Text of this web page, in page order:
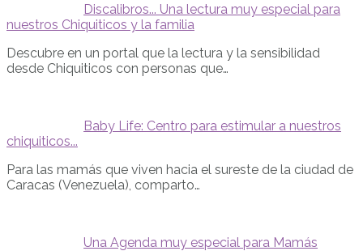
Discalibros... Una lectura muy especial para
nuestros Chiquiticos y la familia
Descubre en un portal que la lectura y la sensibilidad
desde Chiquiticos con personas que…
Baby Life: Centro para estimular a nuestros
chiquiticos...
Para las mamás que viven hacia el sureste de la ciudad de
Caracas (Venezuela), comparto…
Una Agenda muy especial para Mamás